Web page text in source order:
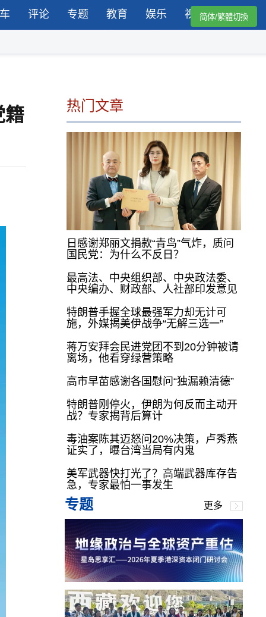
评论 专题 教育 娱乐 视频简体/繁體切換
籍 热门文章
日感谢郑丽文捐款“青鸟”气炸，质问
国民党：为什么不反日？
最高法、中央组织部、中央政法委、
中央编办、财政部、人社部印发意见
特朗普手握全球最强军力却无计可
施，外媒揭美伊战争“无解三选一”
蒋万安拜会民进党团不到20分钟被请
离场，他看穿绿营策略
高市早苗感谢各国慰问“独漏赖清德”
特朗普刚停火，伊朗为何反而主动开
战？专家揭背后算计
毒油案陈其迈怒问20%决策，卢秀燕
证实了，曝台湾当局有内鬼
美军武器快打光了？高端武器库存告
急，专家最怕一事发生
专题 更多